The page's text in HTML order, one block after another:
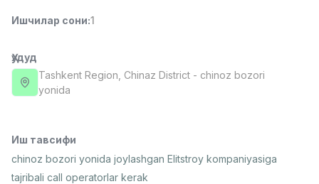
Фармацевт
NAVBAHOR APTEKA
Full time job
Ish joyidan
NAFF
Ишчилар сони:1
Ҳудуд
Tashkent Region , Chinaz District - chinoz bozori
yonida
Иш тавсифи
chinoz bozori yonida joylashgan Elitstroy kompaniyasiga
tajribali call operatorlar kerak